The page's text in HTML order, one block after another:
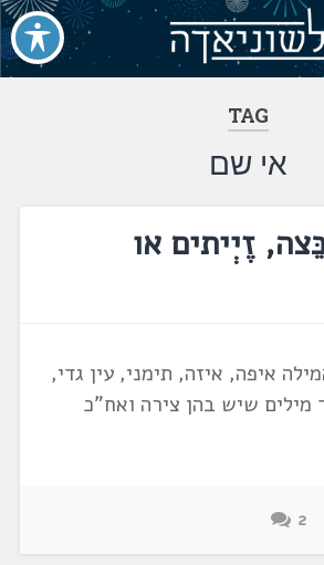
TAG
אי שם
זֶיְיתים או
איפה, איזה, תימני, עין גדי,
מילים שיש בהן צירה ואח"כ
2